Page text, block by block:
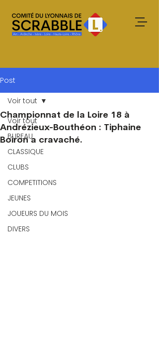
Post
Voir tout
BUREAU
CLASSIQUE
CLUBS
COMPETITIONS
JEUNES
JOUEURS DU MOIS
DIVERS
Voir tout
Championnat de la Loire 18 à
Andrézieux-Bouthéon : Tiphaine
Boiron a cravaché.